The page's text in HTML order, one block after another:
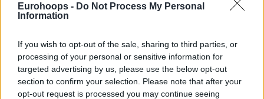
Eurohoops - Do Not Process My Personal
Information
If you wish to opt-out of the sale, sharing to third parties, or
processing of your personal or sensitive information for
targeted advertising by us, please use the below opt-out
section to confirm your selection. Please note that after your
opt-out request is processed you may continue seeing
EuroLeague: Hala Serbest
08/AUG/24 11:46
Eurohoops Fırın, EuroLeague'de
halen serbest durumdaki en iyi
oyuncularla karşınızda.